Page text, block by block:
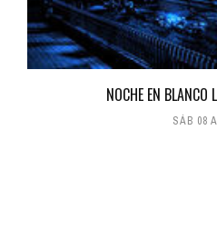
NOCHE EN
SÁB 08